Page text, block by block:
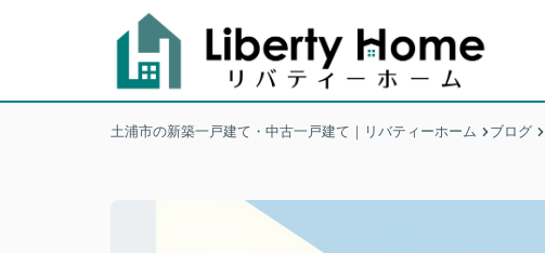
土浦市の新築一戸建て・中古一戸建て｜リバティーホーム ブログ